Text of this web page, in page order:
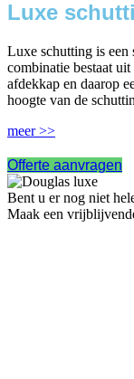
Luxe
Luxe schutting is een
combinatie bestaat
afdekkap en daarop
hoogte van de
meer >>
Offerte aanvragen
Bent u er nog niet
Maak een